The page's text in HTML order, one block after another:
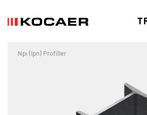
Npı (Ipn) Profiller